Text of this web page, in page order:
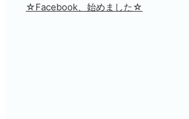
☆Facebook、始めました☆